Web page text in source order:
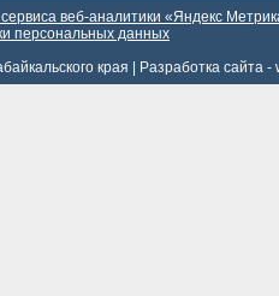
веб-аналитики «Яндекс
персональных данных
края |
Разработка сайта -